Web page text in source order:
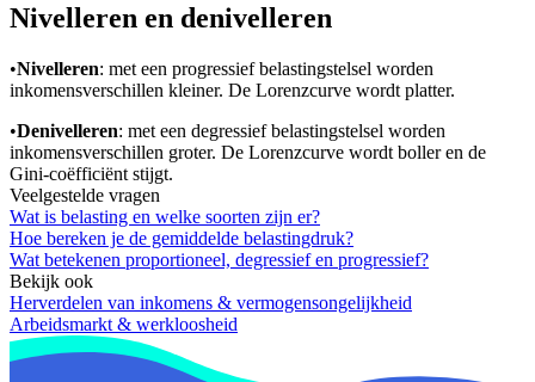
Nivelleren en denivelleren
•Nivelleren: met een progressief belastingstelsel worden
inkomensverschillen kleiner. De Lorenzcurve wordt platter.
•Denivelleren: met een degressief belastingstelsel worden
inkomensverschillen groter. De Lorenzcurve wordt boller en de
Gini-coëfficiënt stijgt.
Veelgestelde vragen
Wat is belasting en welke soorten zijn er?
Hoe bereken je de gemiddelde belastingdruk?
Wat betekenen proportioneel, degressief en progressief?
Bekijk ook
Herverdelen van inkomens & vermogensongelijkheid
Arbeidsmarkt & werkloosheid